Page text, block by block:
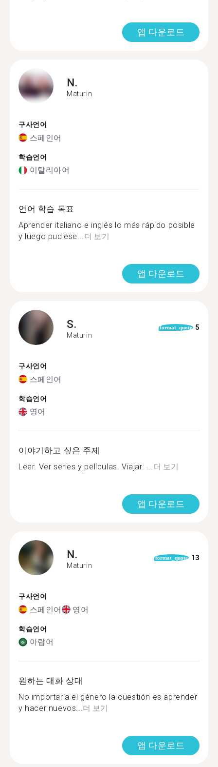
앱 다운로드
N.
Maturin
구사언어
스페인어
학습언어
이탈리아어
언어 학습 목표
Aprender italiano e inglés lo más rápido posible
y luego pudiese...더 보기
앱 다운로드
S.
Maturin
format_quote 5
구사언어
스페인어
학습언어
영어
이야기하고 싶은 주제
Leer. Ver series y películas. Viajar. ...더 보기
앱 다운로드
N.
Maturin
format_quote 13
구사언어
스페인어 영어
학습언어
아랍어
원하는 대화 상대
No importaría el género la cuestión es aprender
y hacer nuevos...더 보기
앱 다운로드